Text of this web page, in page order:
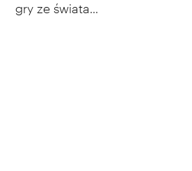
gry ze świata...